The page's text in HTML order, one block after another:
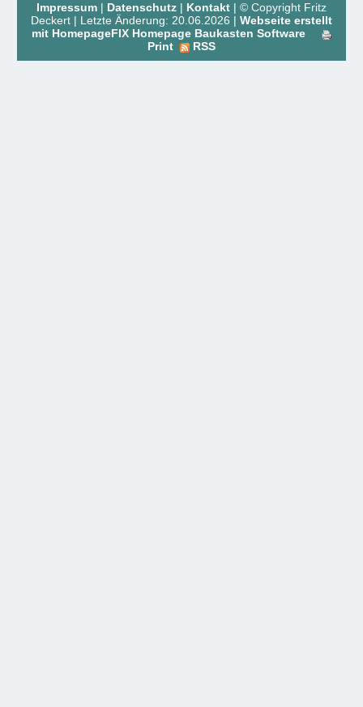
Impressum | Datenschutz | Kontakt | © Copyright Fritz
Deckert | Letzte Änderung: 20.06.2026 | Webseite erstellt
mit HomepageFIX Homepage Baukasten Software
Print
RSS